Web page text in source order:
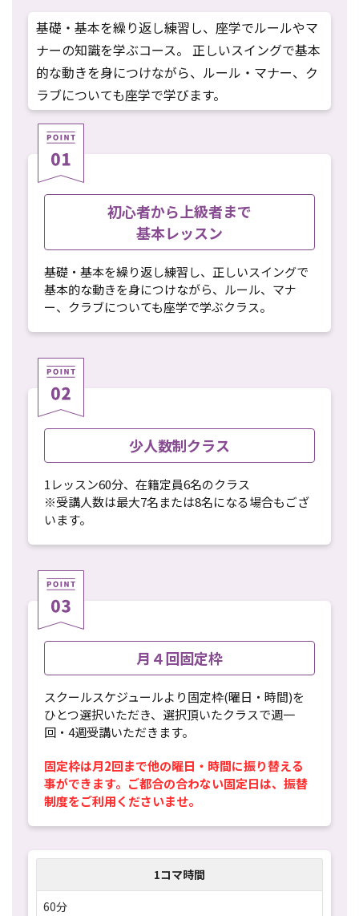
基礎・基本を繰り返し練習し、座学でルールやマ
ナーの知識を学ぶコース。 正しいスイングで基本
的な動きを身につけながら、ルール・マナー、ク
ラブについても座学で学びます。
初心者から上級者まで
基本レッスン
基礎・基本を繰り返し練習し、正しいスイングで
基本的な動きを身につけながら、ルール、マナ
ー、クラブについても座学で学ぶクラス。
少人数制クラス
1レッスン60分、在籍定員6名のクラス
※受講人数は最大7名または8名になる場合もござ
います。
月４回固定枠
スクールスケジュールより固定枠(曜日・時間)を
ひとつ選択いただき、選択頂いたクラスで週一
回・4週受講いただきます。
固定枠は月2回まで他の曜日・時間に振り替える
事ができます。ご都合の合わない固定日は、振替
制度をご利用くださいませ。
1コマ時間
60分